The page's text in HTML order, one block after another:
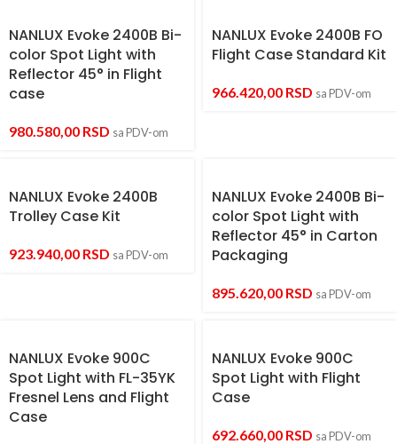
NANLUX Evoke 2400B Bi-
color Spot Light with
Reflector 45° in Flight
case
980.580,00 RSD sa PDV-om
NANLUX Evoke 2400B FO
Flight Case Standard Kit
966.420,00 RSD sa PDV-om
NANLUX Evoke 2400B
Trolley Case Kit
923.940,00 RSD sa PDV-om
NANLUX Evoke 2400B Bi-
color Spot Light with
Reflector 45° in Carton
Packaging
895.620,00 RSD sa PDV-om
NANLUX Evoke 900C
Spot Light with FL-35YK
Fresnel Lens and Flight
Case
NANLUX Evoke 900C
Spot Light with Flight
Case
692.660,00 RSD sa PDV-om